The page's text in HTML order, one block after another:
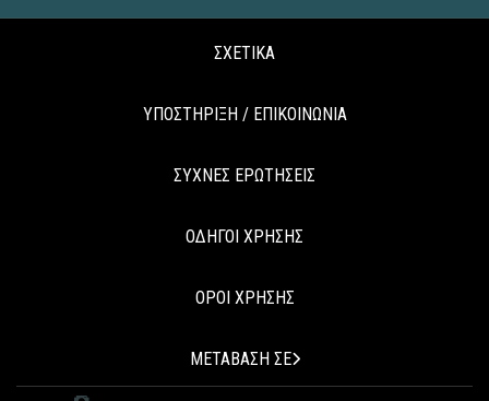
ΣΧΕΤΙΚΑ
ΥΠΟΣΤΗΡΙΞΗ / ΕΠΙΚΟΙΝΩΝΙΑ
ΣΥΧΝΕΣ ΕΡΩΤΗΣΕΙΣ
ΟΔΗΓΟΙ ΧΡΗΣΗΣ
ΟΡΟΙ ΧΡΗΣΗΣ
ΜΕΤΑΒΑΣΗ ΣΕ